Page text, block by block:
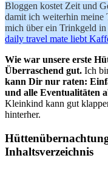
Bloggen kostet Zeit und
damit ich weiterhin meine
mich über ein Trinkgeld in
daily travel mate liebt
Wie war unsere erste
Überraschend gut. Ich
kann Dir nur raten:
und alle Eventualitäten
Kleinkind kann gut
hinterher.
Inhaltsverzeichnis